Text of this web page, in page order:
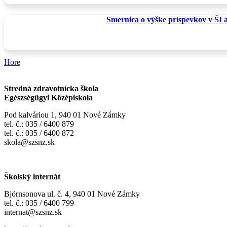
Smernica o výške príspevkov v ŠI
Hore
Stredná zdravotnícka škola
Egészségügyi Középiskola
Pod kalváriou 1, 940 01 Nové Zámky
tel. č.: 035 / 6400 879
tel. č.: 035 / 6400 872
skola@szsnz.sk
Školský internát
Björnsonova ul. č. 4, 940 01 Nové Zámky
tel. č.: 035 / 6400 799
internat@szsnz.sk